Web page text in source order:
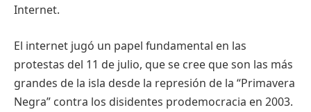
Internet.
El internet jugó un papel fundamental en las
protestas del 11 de julio, que se cree que son las más
grandes de la isla desde la represión de la “Primavera
Negra” contra los disidentes prodemocracia en 2003.